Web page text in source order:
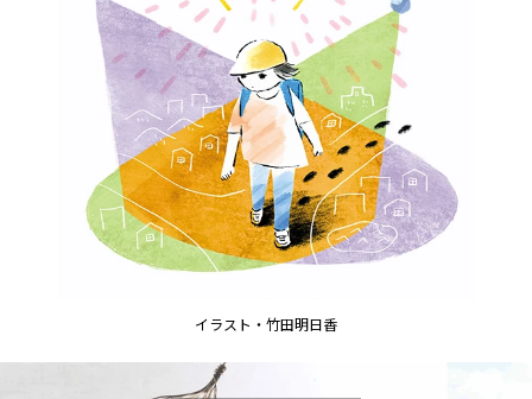
イラスト・竹田明日香